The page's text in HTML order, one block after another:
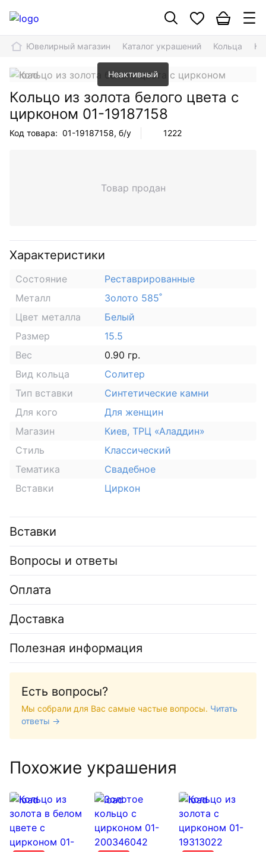
Ювелирный магазин Каталог украшений Кольца
Неактивный
Кольцо из золота белого цвета с
цирконом 01-19187158
Код товара: 01-19187158, б/у 1222
Товар продан
Характеристики
Состояние
Реставрированные
Металл
Золото 585˚
Цвет металла
Белый
Размер
15.5
Вес
0.90 гр.
Вид кольца
Солитер
Тип вставки
Синтетические камни
Для кого
Для женщин
Магазин
Киев, ТРЦ «Аладдин»
Стиль
Классический
Тематика
Свадебное
Вставки
Циркон
Вставки
Вопросы и ответы
Оплата
Доставка
Полезная информация
Есть вопросы?
Мы собрали для Вас самые частые вопросы. Читать
ответы →
Похожие украшения